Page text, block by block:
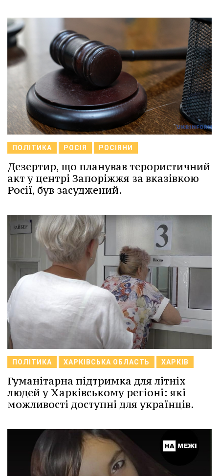
ПОЛІТИКА РОСІЯ РОСІЯНИ
Дезертир, що планував терористичний
акт у центрі Запоріжжя за вказівкою
Росії, був засуджений.
ПОЛІТИКА ХАРКІВСЬКА ОБЛАСТЬ ХАРКІВ
Гуманітарна підтримка для літніх
людей у Харківському регіоні: які
можливості доступні для українців.